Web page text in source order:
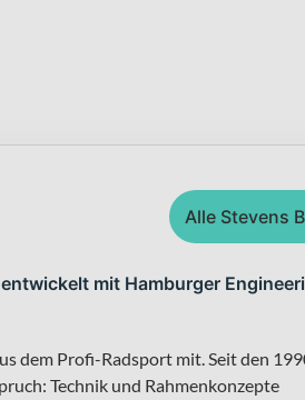
Alle Stevens
mit Hamburger
dem Profi-Radsport mit. Seit den
Technik und Rahmenkonzepte